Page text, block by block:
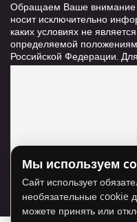
Обращаем Ваше внимание
носит исключительно
каких условиях не
определяемой
Российской Федерации.
информации о стоимости и
Для
использование
Мы используем
Сайт использует
необязательные cookie
можете принять или